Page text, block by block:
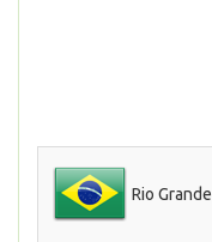
Rio Grande